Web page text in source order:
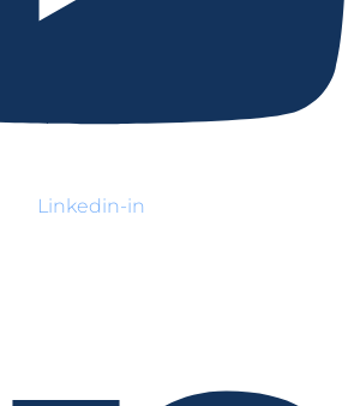
Linkedin-in